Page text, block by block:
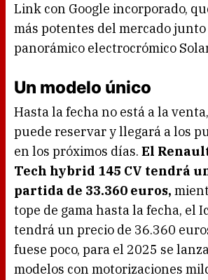
Link con Google incorporado,
más potentes del mercado
panorámico electrocrómico
Un modelo único
Hasta la fecha no está a la
puede reservar y llegará a los
en los próximos días. El
Tech hybrid 145 CV tendrá
partida de 33.360 euros,
tope de gama hasta la fecha, el
tendrá un precio de 36.360
fuese poco, para el 2025 se
modelos con motorizaciones